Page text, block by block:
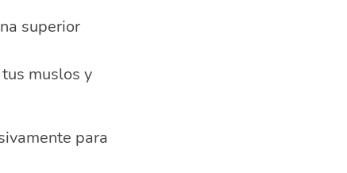
superior
muslos y
para